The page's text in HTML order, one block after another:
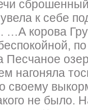
к себе
…А корова
Песчаное
нагоняла
своему
не было.